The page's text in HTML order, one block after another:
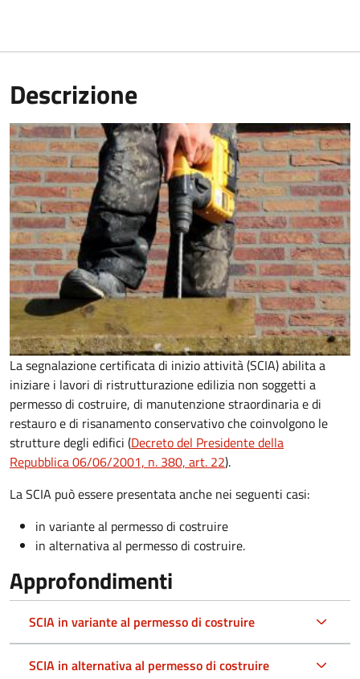
Descrizione
La segnalazione certificata di inizio attività (SCIA) abilita a
iniziare i lavori di ristrutturazione edilizia non soggetti a
permesso di costruire, di manutenzione straordinaria e di
restauro e di risanamento conservativo che coinvolgono le
strutture degli edifici (Decreto del Presidente della
Repubblica 06/06/2001, n. 380, art. 22).
La SCIA può essere presentata anche nei seguenti casi:
in variante al permesso di costruire
in alternativa al permesso di costruire.
Approfondimenti
SCIA in variante al permesso di costruire
SCIA in alternativa al permesso di costruire